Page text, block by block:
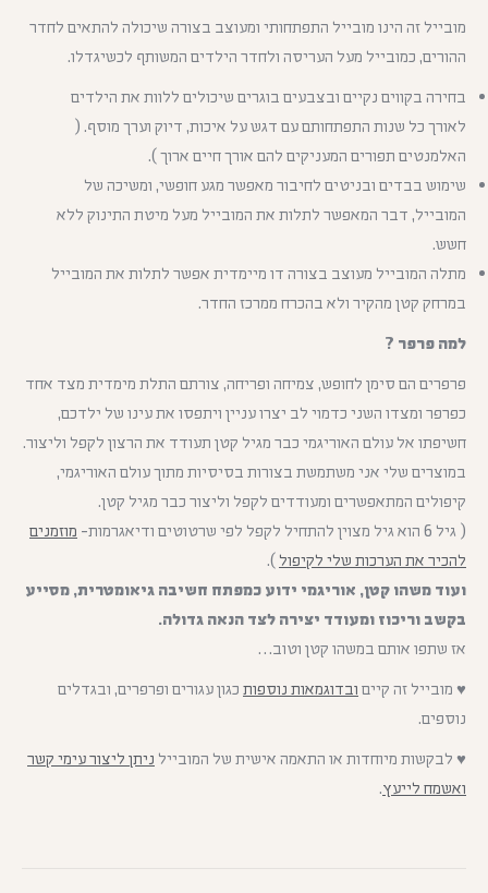
מובייל זה הינו מובייל התפתחותי ומעוצב בצורה שיכולה להתאים לחדר
ההורים, כמובייל מעל העריסה ולחדר הילדים המשותף לכשיגדלו.
בחירה בקווים נקיים ובצבעים בוגרים שיכולים ללוות את הילדים
לאורך כל שנות התפתחותם עם דגש על איכות, דיוק וערך מוסף. (
האלמנטים תפורים המעניקים להם אורך חיים ארוך ).
שימוש בבדים ובניטים לחיבור מאפשר מגע חופשי, ומשיכה של
המובייל, דבר המאפשר לתלות את המובייל מעל מיטת התינוק ללא
חשש.
מתלה המובייל מעוצב בצורה דו מיימדית אפשר לתלות את המובייל
במרחק קטן מהקיר ולא בהכרח ממרכז החדר.
למה פרפר ?
פרפרים הם סימן לחופש, צמיחה ופריחה, צורתם התלת מימדית מצד אחד
כפרפר ומצדו השני כדמוי לב יצרו עניין ויתפסו את עינו של ילדכם,
חשיפתו אל עולם האוריגמי כבר מגיל קטן תעודד את הרצון לקפל וליצור.
במוצרים שלי אני משתמשת בצורות בסיסיות מתוך עולם האוריגמי,
קיפולים המתאפשרים ומעודדים לקפל וליצור כבר מגיל קטן.
( גיל 6 הוא גיל מצוין להתחיל לקפל לפי שרטוטים ודיאגרמות-
מוזמנים
להכיר את הערכות שלי לקיפול ).
ועוד משהו קטן, אוריגמי ידוע כמפתח חשיבה גיאומטרית, מסייע
בקשב וריכוז ומעודד יצירה לצד הנאה גדולה.
אז שתפו אותם במשהו קטן וטוב…
♥ מובייל זה קיים ובדוגמאות נוספות כגון עגורים ופרפרים, ובגדלים
נוספים.
♥ לבקשות מיוחדות או התאמה אישית של המובייל ניתן ליצור עימי קשר
ואשמח לייעץ.